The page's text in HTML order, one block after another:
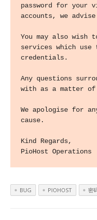
password for your
accounts, we
You may also wish
services which use
credentials.
Any questions
with as a matter of
We apologise for
cause.
Kind Regards,
PioHost Operations
BUG PIOHOST 密